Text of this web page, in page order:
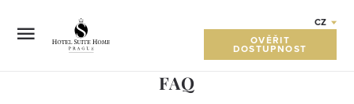
CZ
OVĚŘIT
DOSTUPNOST
FAQ